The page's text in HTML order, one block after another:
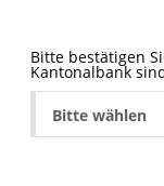
Bitte bestätigen
Kantonalbank
Bitte wählen